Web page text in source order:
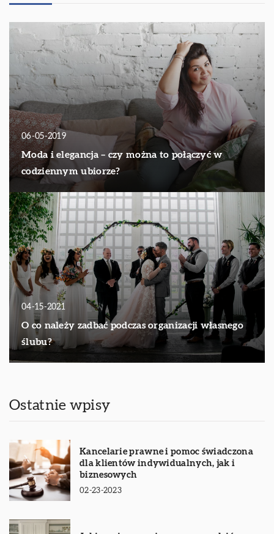
06-05-2019
Moda i elegancja – czy można to połączyć w
codziennym ubiorze?
04-15-2021
O co należy zadbać podczas organizacji własnego
ślubu?
Ostatnie wpisy
Kancelarie prawne i pomoc świadczona
dla klientów indywidualnych, jak i
biznesowych
02-23-2023